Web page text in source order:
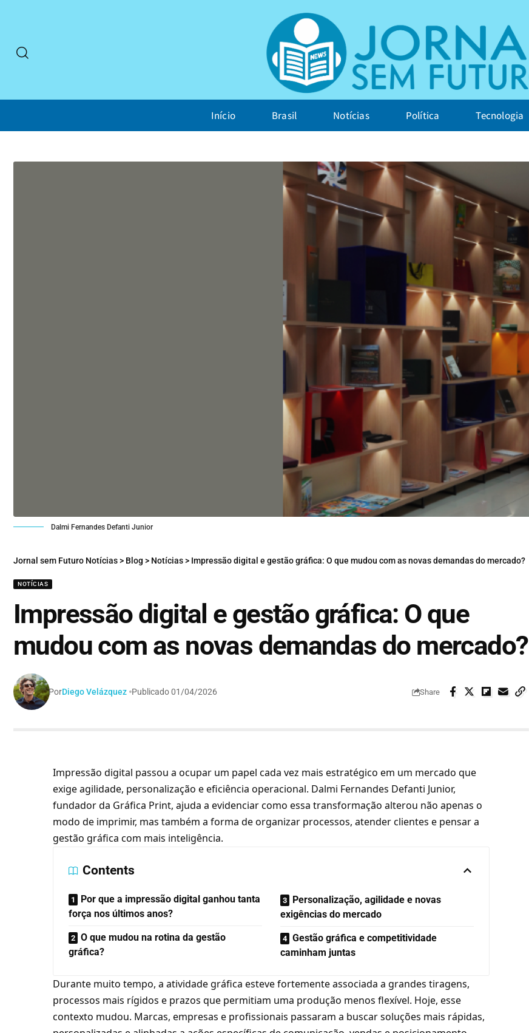
Início Brasil Notícias Política Tecnologia
Dalmi Fernandes Defanti Junior
Jornal sem Futuro Notícias> Blog > Notícias> Impressão digital e gestão gráfica: O que mudou com as novas demandas do mercado?
NOTÍCIAS
Impressão digital e gestão gráfica: O que
mudou com as novas demandas do mercado?
PorDiego Velázquez Publicado 01/04/2026 Share
Impressão digital passou a ocupar um papel cada vez mais estratégico em um mercado que
exige agilidade, personalização e eficiência operacional. Dalmi Fernandes Defanti Junior,
fundador da Gráfica Print, ajuda a evidenciar como essa transformação alterou não apenas o
modo de imprimir, mas também a forma de organizar processos, atender clientes e pensar a
gestão gráfica com mais inteligência.
Contents
Por que a impressão digital ganhou tanta
força nos últimos anos?
O que mudou na rotina da gestão
gráfica?
Personalização, agilidade e novas
exigências do mercado
Gestão gráfica e competitividade
caminham juntas
Durante muito tempo, a atividade gráfica esteve fortemente associada a grandes tiragens,
processos mais rígidos e prazos que permitiam uma produção menos flexível. Hoje, esse
contexto mudou. Marcas, empresas e profissionais passaram a buscar soluções mais rápidas,